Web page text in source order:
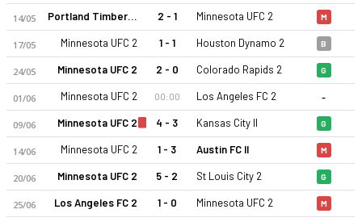
14/05 Portland Timbers II 2 - 1 Minnesota UFC 2 M
17/05 Minnesota UFC 2 1 - 1 Houston Dynamo 2 B
24/05 Minnesota UFC 2 2 - 0 Colorado Rapids 2 G
01/06 Minnesota UFC 2 00:00 Los Angeles FC 2 -
09/06 Minnesota UFC 2 4 - 3 Kansas City II G
14/06 Minnesota UFC 2 1 - 3 Austin FC II M
20/06 Minnesota UFC 2 5 - 2 St Louis City 2 G
25/06 Los Angeles FC 2 1 - 0 Minnesota UFC 2 M